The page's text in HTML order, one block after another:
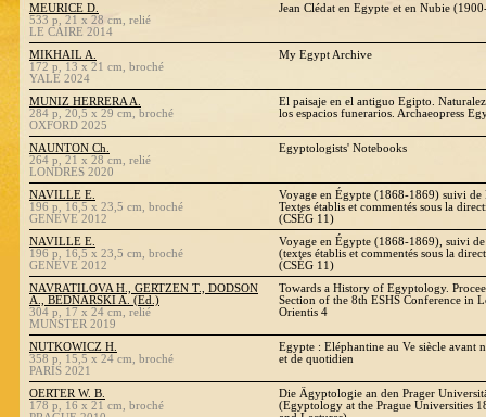
MEURICE D.
533 p, 21 x 28 cm, relié
LE CAIRE 2014
Jean Clédat en Egypte et en Nubie
MIKHAIL A.
172 p, 13 x 21 cm, broché
YALE 2024
My Egypt Archive
MUNIZ HERRERA A.
284 p, 20,5 x 29 cm, broché
OXFORD 2025
El paisaje en el antiguo Egipto.
los espacios funerarios. Archaeopress
NAUNTON Ch.
264 p, 21 x 28 cm, relié
LONDRES 2020
Egyptologists' Notebooks
NAVILLE E.
196 p, 16,5 x 23,5 cm, broché
GENEVE 2012
Voyage en Égypte (1868-1869) suivi
Textes établis et commentés sous la
(CSÉG 11)
NAVILLE E.
196 p, 16,5 x 23,5 cm, broché
GENEVE 2012
Voyage en Égypte (1868-1869), suivi
(textes établis et commentés sous la
(CSÉG 11)
NAVRATILOVA H., GERTZEN T., DODSON
A., BEDNARSKI A. (Ed.)
304 p, 17 x 24 cm, relié
MUNSTER 2019
Towards a History of Egyptology.
Section of the 8th ESHS Conference in
Orientis 4
NUTKOWICZ H.
358 p, 15,5 x 24 cm, broché
PARIS 2021
Egypte : Eléphantine au Ve siècle avant
et de quotidien
OERTER W. B.
178 p, 16 x 21 cm, broché
Die Ägyptologie an den Prager
(Egyptology at the Prague Universities